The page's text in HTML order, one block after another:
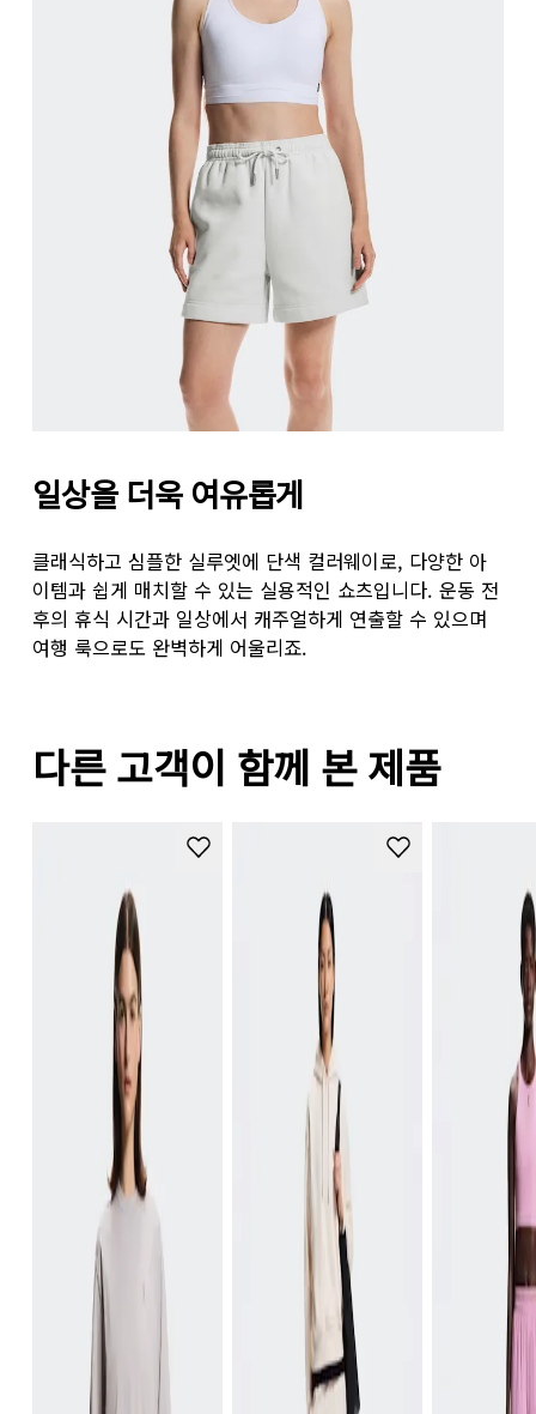
일상을 더욱 여유롭게
클래식하고 심플한 실루엣에 단색 컬러웨이로, 다양한 아
이템과 쉽게 매치할 수 있는 실용적인 쇼츠입니다. 운동 전
후의 휴식 시간과 일상에서 캐주얼하게 연출할 수 있으며
여행 룩으로도 완벽하게 어울리죠.
다른 고객이 함께 본 제품